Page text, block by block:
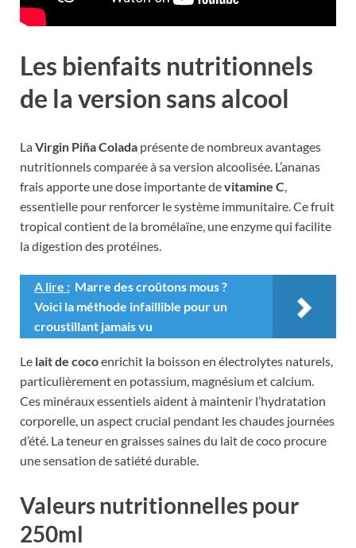
Les bienfaits nutritionnels
de la version sans alcool
LaVirgin Piña Colada présente de nombreux avantages
nutritionnels comparée à sa version alcoolisée. L’ananas
frais apporte une dose importante devitamine C,
essentielle pour renforcer le système immunitaire. Ce fruit
tropical contient de la bromélaïne, une enzyme qui facilite
la digestion des protéines.
A lire : Marre des croûtons mous ?
Voici la méthode infaillible pour un
croustillant jamais vu
Le lait de cocoenrichit la boisson en électrolytes naturels,
particulièrement en potassium, magnésium et calcium.
Ces minéraux essentiels aident à maintenir l’hydratation
corporelle, un aspect crucial pendant les chaudes journées
d’été. La teneur en graisses saines du lait de coco procure
une sensation de satiété durable.
Valeurs nutritionnelles pour
250ml